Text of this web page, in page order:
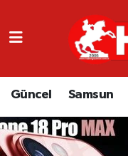
Güncel Samsun
GÜNCEL
SAMSUN
SAMSUNSPOR